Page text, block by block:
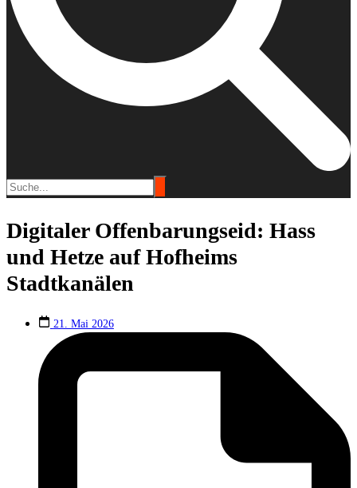
Digitaler Offenbarungseid: Hass
und Hetze auf Hofheims
Stadtkanälen
21. Mai 2026